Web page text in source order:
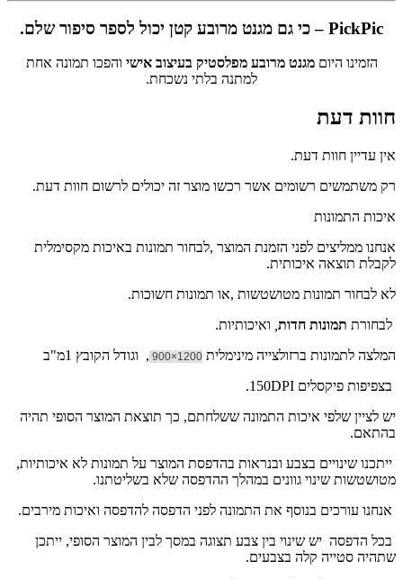
PickPic – כי גם מגנט מרובע קטן יכול לספר סיפור שלם.
הזמינו היוםמגנט מרובע מפלסטיק בעיצוב אישי והפכו תמונה אחת
למתנה בלתי נשכחת.
חוות דעת
אין עדיין חוות דעת.
רק משתמשים רשומים אשר רכשו מוצר זה יכולים לרשום חוות דעת.
איכות התמונות
אנחנו ממליצים לפני הזמנת המוצר ,לבחור תמונות באיכות מקסימלית
לקבלת תוצאה איכותית.
לא לבחור תמונות מטושטשות ,או תמונות חשוכות.
לבחורת תמונות חדות ואיכותיות.
המלצה לתמונות ברזולצייה מינימלית 1200×900
, וגודל הקובץ 1מ"ב
בצפיפות פיקסלים 150DPI.
יש לציין שלפי איכות התמונה ששלחתם, כך תוצאת המוצר הסופי תהיה
בהתאם.
ייתכנו שינויים בצבע ובנראות בהדפסת המוצר על תמונות לא איכותיות,
מטושטשות שינוי גוונים במהלך ההדפסה שלא בשליטתנו.
אנחנו עורכים בנוסף את התמונה לפני הדפסה להדפסה ואיכות מירבים.
בכל הדפסה יש שינוי בין צבע תצוגה במסך לבין המוצר הסופי, ייתכן
שתהיה סטייה קלה בצבעים.